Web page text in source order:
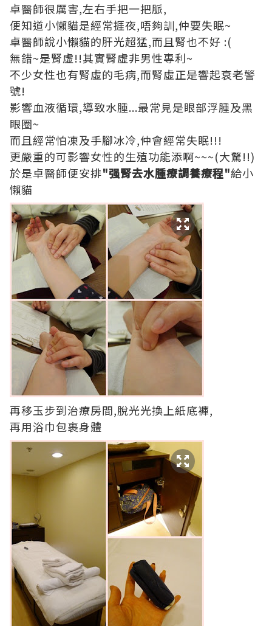
卓醫師很厲害,左右手把一把脈,
便知道小懶貓是經常捱夜,唔夠訓,仲要失眠~
卓醫師說小懶貓的肝光超猛,而且腎也不好 :(
無錯~是腎虛!!其實腎虛非男性專利~
不少女性也有腎虛的毛病,而腎虛正是響起衰老警
號!
影響血液循環,導致水腫...最常見是眼部浮腫及黑
眼圈~
而且經常怕凍及手腳冰冷,仲會經常失眠!!!
更嚴重的可影響女性的生殖功能添啊~~~(大驚!!)
於是卓醫師便安排"强腎去水腫療調養療程"給小
懶貓
再移玉步到治療房間,脫光光換上紙底褲,
再用浴巾包裹身體